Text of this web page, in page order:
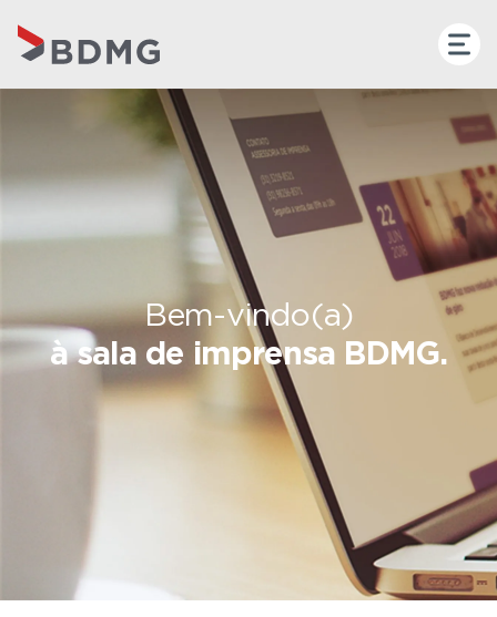
Bem-vindo(a)
à sala de imprensa BDMG.